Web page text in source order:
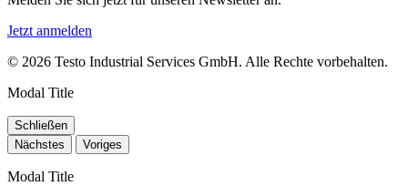
Jetzt anmelden
© 2026 Testo Industrial Services GmbH. Alle Rechte vorbehalten.
Modal Title
Schließen
Nächstes
Voriges
Modal Title